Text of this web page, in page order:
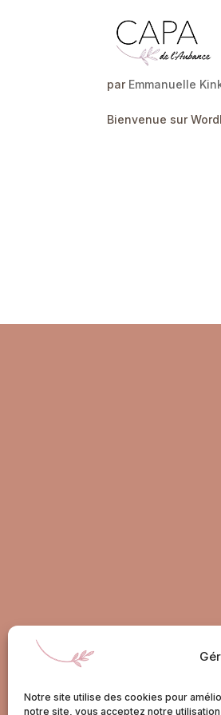
Notre site utilise des cookies pour
notre site, vous acceptez notre
Bonjour
par Emmanuelle
Bienvenue sur
BRISSAC LOIRE